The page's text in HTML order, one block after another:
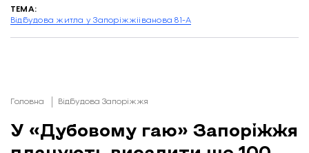
ТЕМА:
Відбудова житла у Запоріжжііванова 81-А
Головна Відбудова Запоріжжя
У «Дубовому гаю» Запоріжжя